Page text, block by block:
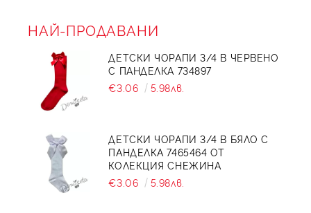
НАЙ-ПРОДАВАНИ
ДЕТСКИ ЧОРАПИ 3/4 В ЧЕРВЕНО
С ПАНДЕЛКА 734897
€3.06
5.98лв.
ДЕТСКИ ЧОРАПИ 3/4 В БЯЛО С
ПАНДЕЛКА 7465464 ОТ
КОЛЕКЦИЯ СНЕЖИНА
€3.06
5.98лв.